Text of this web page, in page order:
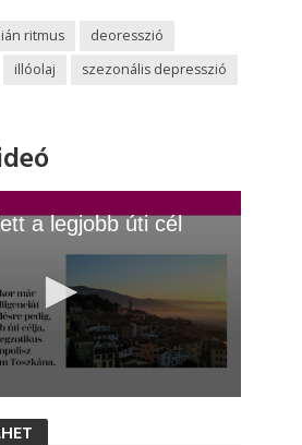
ritmus
deoresszió
illóolaj szezonális depresszió
a legjobb úti cél